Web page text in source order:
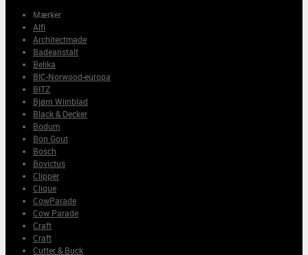
Mærker
Alfi
Architectmade
Badeanstalt
Belika
BIC-Norwood-europa
BITZ
Bjørn Wiinblad
Black & Decker
Bodum
Bon Gout
Bosch
Bovictus
Clipper
Clique
CowParade
Cow Parade
Craft
Craft
Cutter & Buck